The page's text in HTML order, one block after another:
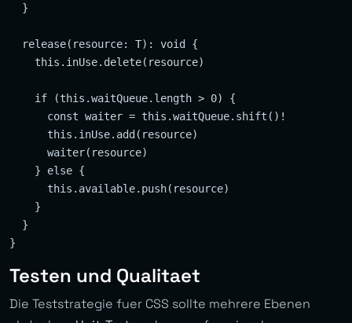
  }
  release(resource: T): void {
    this.inUse.delete(resource)
    if (this.waitQueue.length > 0) {
      const waiter = this.waitQueue.shift()!
      this.inUse.add(resource)
      waiter(resource)
    } else {
      this.available.push(resource)
    }
  }
Testen und Qualitaet
Die Teststrategie fuer CSS sollte mehrere Ebenen